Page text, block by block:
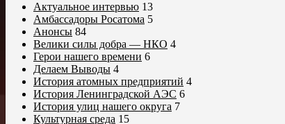
Актуальное интервью 13
Амбассадоры Росатома 5
Анонсы 84
Велики силы добра — НКО 4
Герои нашего времени 6
Делаем Выводы 4
История атомных предприятий 4
История Ленинградской АЭС 6
История улиц нашего округа 7
Культурная среда 15